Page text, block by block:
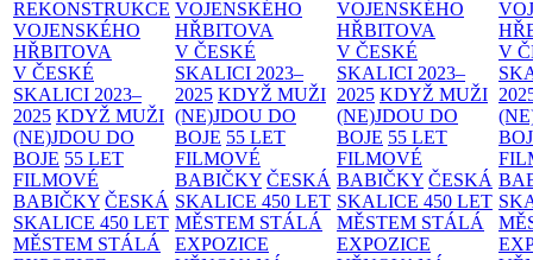
REKONSTRUKCE
VOJENSKÉHO
HŘBITOVA
V ČESKÉ
SKALICI 2023–
2025 KDYŽ MUŽI
(NE)JDOU DO
BOJE 55 LET
FILMOVÉ
BABIČKY ČESKÁ
SKALICE 450 LET
MĚSTEM STÁLÁ
VOJENSKÉHO
HŘBITOVA
V ČESKÉ
SKALICI 2023–
2025 KDYŽ MUŽI
(NE)JDOU DO
BOJE 55 LET
FILMOVÉ
BABIČKY ČESKÁ
SKALICE 450 LET
MĚSTEM STÁLÁ
EXPOZICE
VOJENSKÉHO
HŘBITOVA
V ČESKÉ
SKALICI 2023–
2025 KDYŽ MUŽI
(NE)JDOU DO
BOJE 55 LET
FILMOVÉ
BABIČKY ČESKÁ
SKALICE 450 LET
MĚSTEM STÁLÁ
EXPOZICE
V